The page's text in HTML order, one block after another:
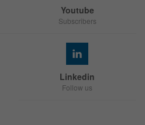
Youtube
Subscribers
Linkedin
Follow us